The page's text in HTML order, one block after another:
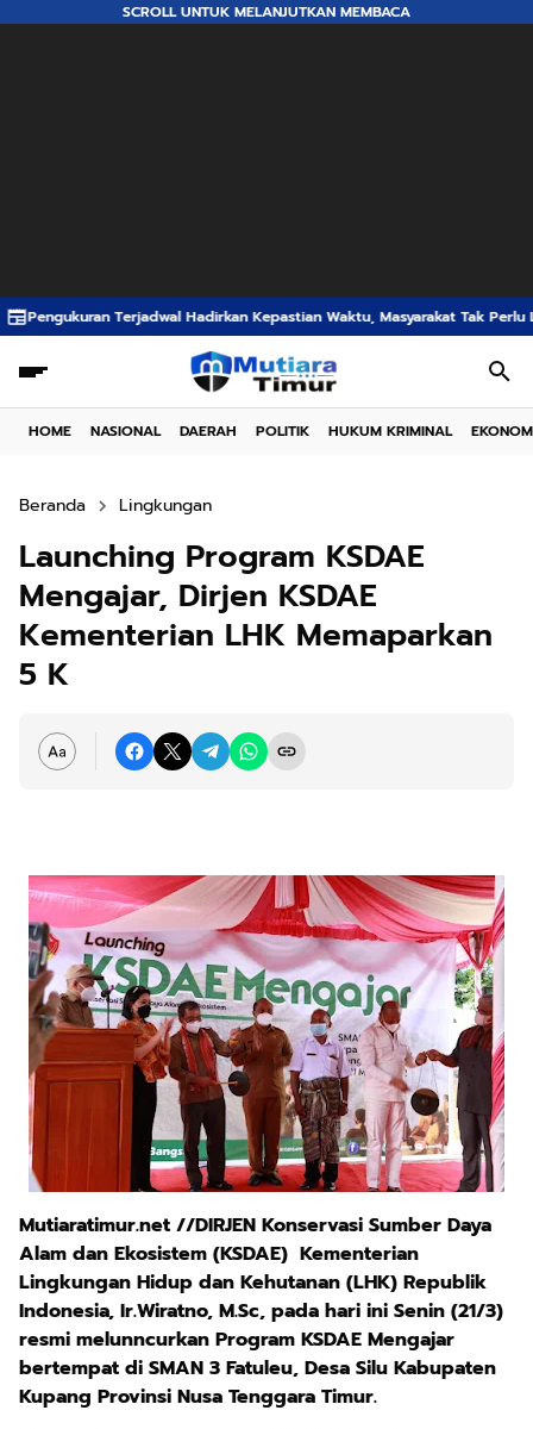
SCROLL UNTUK MELANJUTKAN MEMBACA
Kepastian Waktu, Masyarakat Tak Perlu Lama Menunggu Layanan
HOME NASIONAL DAERAH POLITIK HUKUM KRIMINAL
Beranda Lingkungan
Launching Program KSDAE
Mengajar, Dirjen KSDAE
Kementerian LHK Memaparkan
5 K
Mutiaratimur.net //DIRJEN Konservasi Sumber Daya
Alam dan Ekosistem (KSDAE) Kementerian
Lingkungan Hidup dan Kehutanan (LHK) Republik
Indonesia, Ir.Wiratno, M.Sc, pada hari ini Senin (21/3)
resmi melunncurkan Program KSDAE Mengajar
bertempat di SMAN 3 Fatuleu, Desa Silu Kabupaten
Kupang Provinsi Nusa Tenggara Timur.